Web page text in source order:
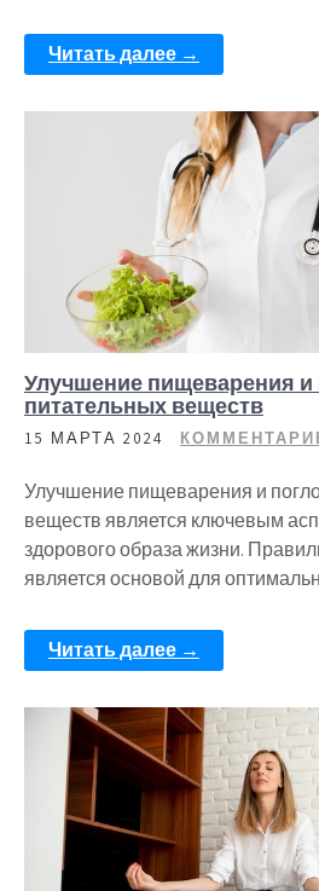
Читать далее →
Улучшение пищеварения
питательных веществ
15 МАРТА 2024
Улучшение пищеварения и
веществ является ключевым
здорового образа жизни.
является основой для
Читать далее →